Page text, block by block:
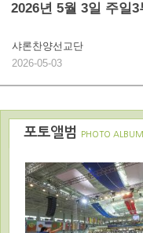
2026년 5월 3일 주일3
샤론찬양선교단
2026-05-03
포토앨범 PHOTO ALBUM